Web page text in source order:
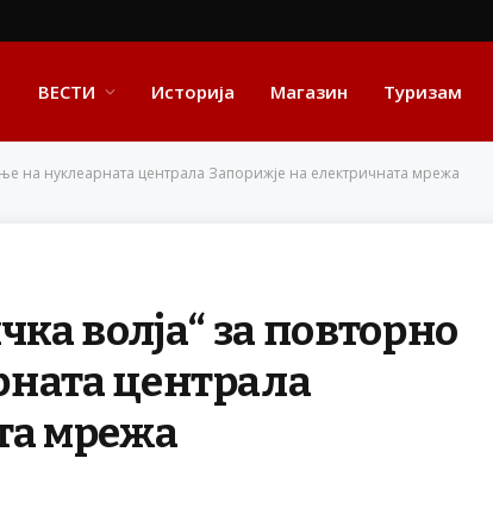
ВЕСТИ Историја Магазин Туризам
на нуклеарната централа Запорижје на електричната мрежа
волја“ за повторно
централа
мрежа